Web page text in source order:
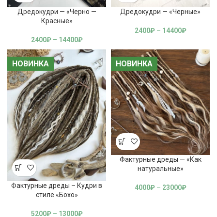
Дредокудри — «Черно —
Красные»
2400₽ – 14400₽
Дредокудри — «Черные»
2400₽ – 14400₽
НОВИНКА
НОВИНКА
Фактурные дреды – Кудри в
стиле «Бохо»
5200₽ – 13000₽
НОВИНКА
НОВИНКА
Фактурные дреды — «Как
натуральные»
4000₽ – 23000₽